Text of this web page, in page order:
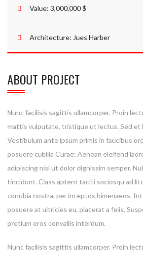
Value: 3,000,000 $
Architecture: Jues Harber
ABOUT PROJECT
Nunc facilisis sagittis ullamcorper. Proin
mattis vulputate, tristique ut lectus. Sed et
Vestibulum ante ipsum primis in faucibus
posuere cubilia Curae; Aenean eleifend
adipiscing nisl ut dolor dignissim semper.
tincidunt. Class aptent taciti sociosqu ad
conubia nostra, per inceptos himenaeos.
posuere at ultricies eu, placerat a felis.
pretium eros convallis interdum.
Nunc facilisis sagittis ullamcorper. Proin